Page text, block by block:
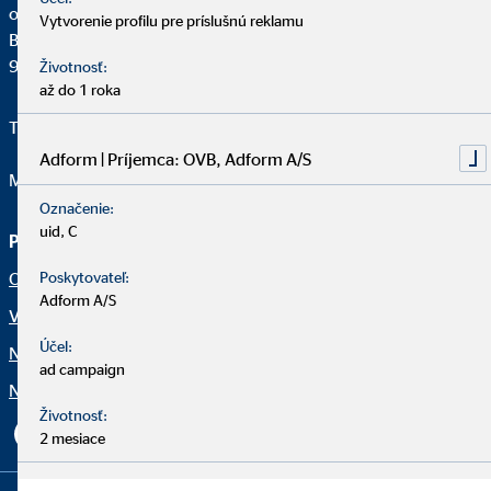
okresná vedúca pre OVB
Biskupa Kondého 179/41
929 01 Dunajská Streda
Telefon:
Mail:gapcovaandrea1@ovbmail.eu
Právne upozornenia
Ochrana osobných údajov
Vyhlásenie o prístupnosti
Netiketa
Nastavenia súborov cookie
Vytvorenie profilu pre príslušnú reklamu
Životnosť:
až do 1 roka
Adform | Príjemca: OVB, Adform A/S
Označenie:
uid, C
Poskytovateľ:
Adform A/S
Účel:
ad campaign
Životnosť:
2 mesiace